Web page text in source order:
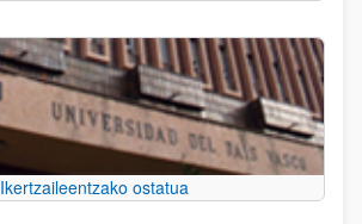
Ikertzaileentzako ostatua